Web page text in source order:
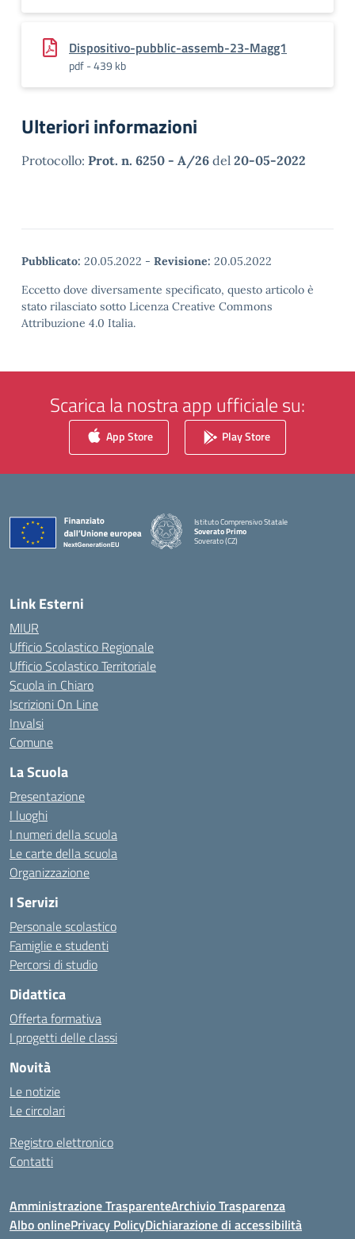
Dispositivo-pubblic-assemb-23-Magg1
pdf - 439 kb
Ulteriori informazioni
Protocollo: Prot. n. 6250 - A/26 del 20-05-2022
Pubblicato: 20.05.2022 - Revisione: 20.05.2022
Eccetto dove diversamente specificato, questo articolo è
stato rilasciato sotto Licenza Creative Commons
Attribuzione 4.0 Italia.
Scarica la nostra app ufficiale su:
App Store Play Store
Istituto Comprensivo Statale
Soverato Primo
Soverato (CZ)
Link Esterni
MIUR
Ufficio Scolastico Regionale
Ufficio Scolastico Territoriale
Scuola in Chiaro
Iscrizioni On Line
Invalsi
Comune
La Scuola
Presentazione
I luoghi
I numeri della scuola
Le carte della scuola
Organizzazione
I Servizi
Personale scolastico
Famiglie e studenti
Percorsi di studio
Didattica
Offerta formativa
I progetti delle classi
Novità
Le notizie
Le circolari
Registro elettronico
Contatti
Amministrazione TrasparenteArchivio Trasparenza
Albo onlinePrivacy PolicyDichiarazione di accessibilità